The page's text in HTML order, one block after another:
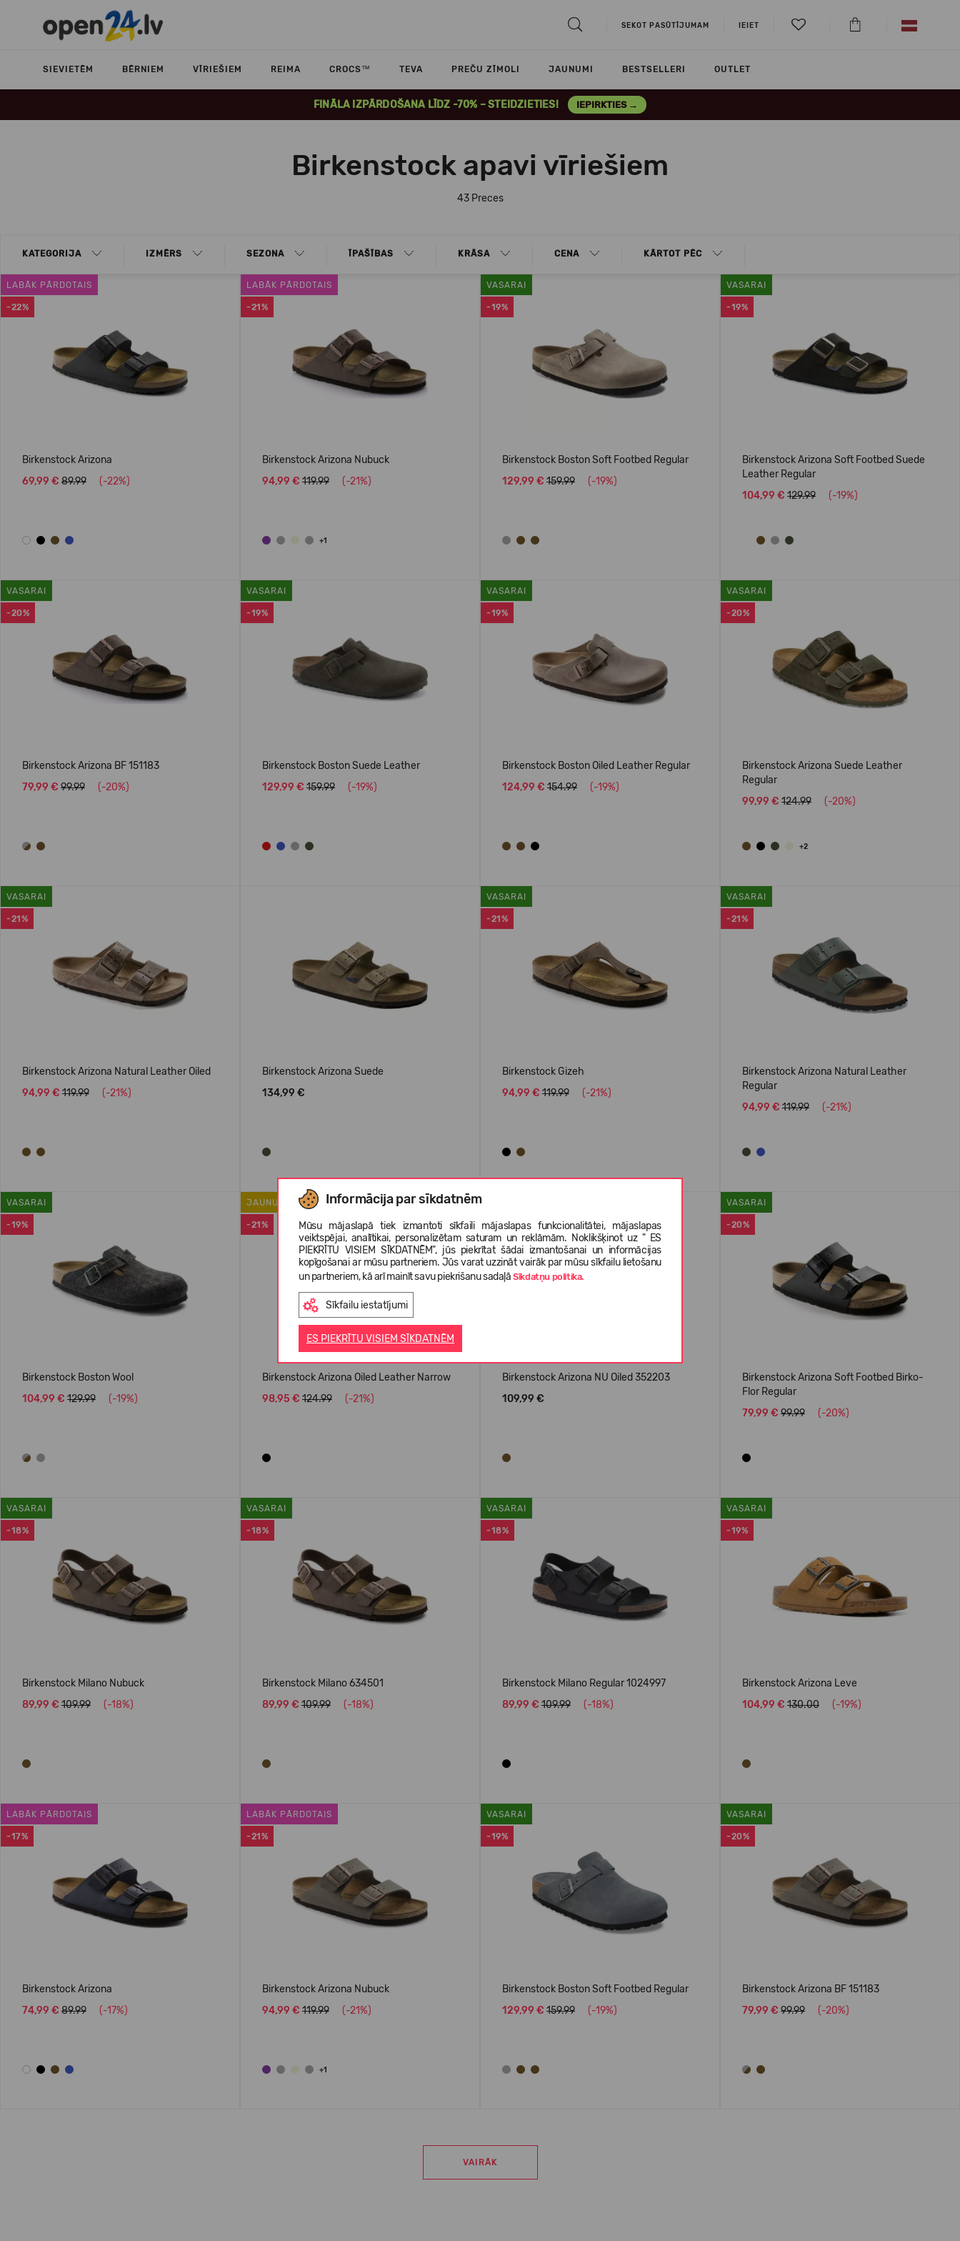
SEKOT PASŪTĪJUMAM IEIET
SIEVIETĒM BĒRNIEM VĪRIEŠIEM REIMA CROCS™ TEVA PREČU ZĪMOLI JAUNUMI BESTSELLERI OUTLET
FINĀLA IZPĀRDOŠANA LĪDZ -70% – STEIDZIETIES! IEPIRKTIES →
Informācija par sīkdatnēm
Mūsu mājaslapā tiek izmantoti sīkfaili mājaslapas funkcionalitātei, mājaslapas
veiktspējai, analītikai, personalizētam saturam un reklāmām. Noklikšķinot uz " ES
PIEKRĪTU VISIEM SĪKDATNĒM", jūs piekrītat šādai izmantošanai un informācijas
kopīgošanai ar mūsu partneriem. Jūs varat uzzināt vairāk par mūsu sīkfailu lietošanu
un partneriem, kā arī mainīt savu piekrišanu sadaļāSīkdatņu politika.
Sīkfailu iestatījumi
ES PIEKRĪTU VISIEM SĪKDATNĒM
Birkenstock apavi vīriešiem
43 Preces
KATEGORIJA IZMĒRS SEZONA ĪPAŠĪBAS KRĀSA CENA KĀRTOT PĒC
-22%
LABĀK PĀRDOTAIS
Birkenstock Arizona
69,99 € 89.99 (-22%)
-21%
LABĀK PĀRDOTAIS
Birkenstock Arizona Nubuck
94,99 € 119.99 (-21%)
+1
-19%
VASARAI
Birkenstock Boston Soft Footbed Regular
129,99 € 159.99 (-19%)
-19%
VASARAI
Birkenstock Arizona Soft Footbed Suede
Leather Regular
104,99 € 129.99 (-19%)
-20%
VASARAI
Birkenstock Arizona BF 151183
79,99 € 99.99 (-20%)
-19%
VASARAI
Birkenstock Boston Suede Leather
129,99 € 159.99 (-19%)
-19%
VASARAI
Birkenstock Boston Oiled Leather Regular
124,99 € 154.99 (-19%)
-20%
VASARAI
Birkenstock Arizona Suede Leather
Regular
99,99 € 124.99 (-20%)
+2
-21%
VASARAI
Birkenstock Arizona Natural Leather Oiled
94,99 € 119.99 (-21%)
Birkenstock Arizona Suede
134,99 €
-21%
VASARAI
Birkenstock Gizeh
94,99 € 119.99 (-21%)
-21%
VASARAI
Birkenstock Arizona Natural Leather
Regular
94,99 € 119.99 (-21%)
-19%
VASARAI
Birkenstock Boston Wool
104,99 € 129.99 (-19%)
-21%
JAUNUMS
Birkenstock Arizona Oiled Leather Narrow
98,95 € 124.99 (-21%)
Birkenstock Arizona NU Oiled 352203
109,99 €
-20%
VASARAI
Birkenstock Arizona Soft Footbed Birko-
Flor Regular
79,99 € 99.99 (-20%)
-18%
VASARAI
Birkenstock Milano Nubuck
89,99 € 109.99 (-18%)
-18%
VASARAI
Birkenstock Milano 634501
89,99 € 109.99 (-18%)
-18%
VASARAI
Birkenstock Milano Regular 1024997
89,99 € 109.99 (-18%)
-19%
VASARAI
Birkenstock Arizona Leve
104,99 € 130.00 (-19%)
-17%
LABĀK PĀRDOTAIS
Birkenstock Arizona
74,99 € 89.99 (-17%)
-21%
LABĀK PĀRDOTAIS
Birkenstock Arizona Nubuck
94,99 € 119.99 (-21%)
+1
-19%
VASARAI
Birkenstock Boston Soft Footbed Regular
129,99 € 159.99 (-19%)
-20%
VASARAI
Birkenstock Arizona BF 151183
79,99 € 99.99 (-20%)
VAIRĀK